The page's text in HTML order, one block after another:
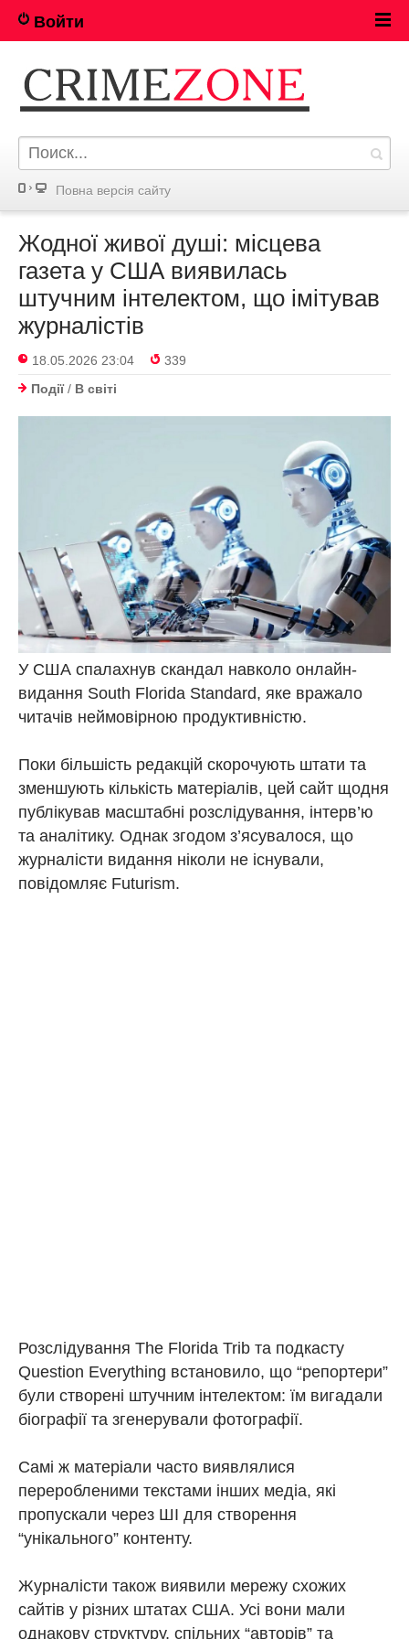
Войти
Повна версія сайту
Жодної живої душі: місцева
газета у США виявилась
штучним інтелектом, що імітував
журналістів
18.05.2026 23:04
339
Події/ В світі
У США спалахнув скандал навколо онлайн-
видання South Florida Standard, яке вражало
читачів неймовірною продуктивністю.
Поки більшість редакцій скорочують штати та
зменшують кількість матеріалів, цей сайт щодня
публікував масштабні розслідування, інтерв’ю
та аналітику. Однак згодом з’ясувалося, що
журналісти видання ніколи не існували,
повідомляє Futurism.
Розслідування The Florida Trib та подкасту
Question Everything встановило, що “репортери”
були створені штучним інтелектом: їм вигадали
біографії та згенерували фотографії.
Самі ж матеріали часто виявлялися
переробленими текстами інших медіа, які
пропускали через ШІ для створення
“унікального” контенту.
Журналісти також виявили мережу схожих
сайтів у різних штатах США. Усі вони мали
однакову структуру, спільних “авторів” та